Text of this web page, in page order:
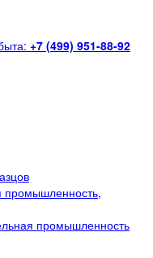
+7 (499) 951-88-92
промышленность,
промышленность